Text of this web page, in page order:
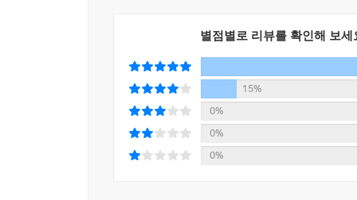
소리를 듣지 못하거나 듣지 않으려고 한다. 그러
자기 내면의 소리에 귀를 기울여야 한다. 자기
괴롭히는 부정적인 감정과 생각의 정체를 확실하
마주하고, 집중하고, 내려놓을수록
별점별로 리뷰를 확인해 보세
15%
0%
0%
0%